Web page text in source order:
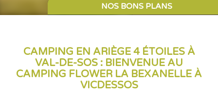
Sanitaire individuel sur les
emplacements
EN SAVOIR PLUS
CAMPING EN ARIÈGE 4 ÉTOILES À
VAL-DE-SOS : BIENVENUE AU
CAMPING FLOWER LA BEXANELLE À
VICDESSOS